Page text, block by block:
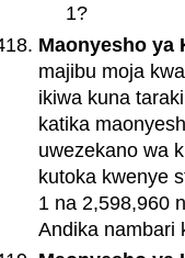
1?
Maonyesho ya
majibu moja
ikiwa kuna
katika
uwezekano wa
kutoka kwenye
1 na 2,598,960
Andika nambari